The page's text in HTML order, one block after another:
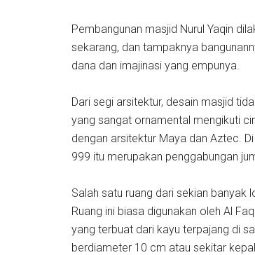
Pembangunan masjid Nurul Yaqin
sekarang, dan tampaknya
dana dan imajinasi yang empunya.
Dari segi arsitektur, desain masjid
yang sangat ornamental mengikuti
dengan arsitektur Maya dan Aztec.
999 itu merupakan penggabungan
Salah satu ruang dari sekian banyak
Ruang ini biasa digunakan oleh Al
yang terbuat dari kayu terpajang di
berdiameter 10 cm atau sekitar